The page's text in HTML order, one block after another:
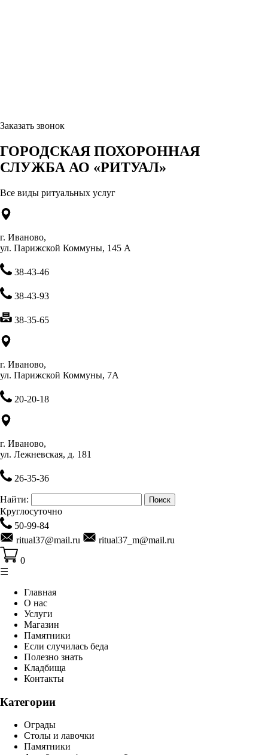
Заказать звонок
ГОРОДСКАЯ ПОХОРОННАЯ
СЛУЖБА АО «РИТУАЛ»
Все виды ритуальных услуг
г. Иваново,
ул. Парижской Коммуны, 145 А
38-43-46
38-43-93
38-35-65
г. Иваново,
ул. Парижской Коммуны, 7А
20-20-18
г. Иваново,
ул. Лежневская, д. 181
26-35-36
Найти:
Круглосуточно
50-99-84
ritual37@mail.ru
ritual37_m@mail.ru
0
☰
Главная
О нас
Услуги
Магазин
Памятники
Если случилась беда
Полезно знать
Кладбища
Контакты
Категории
Ограды
Столы и лавочки
Памятники